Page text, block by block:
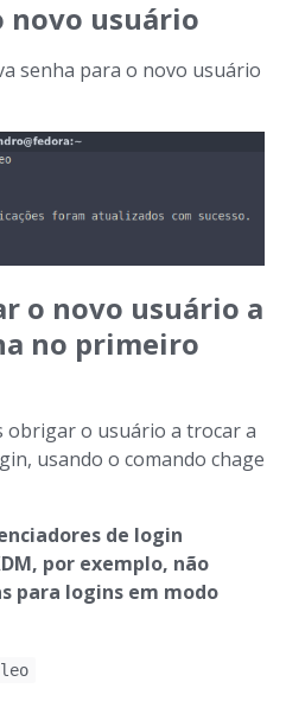
novo usuário
senha para o novo usuário
o novo usuário a
no primeiro
obrigar o usuário a trocar a
usando o comando chage
de login
por exemplo, não
para logins em modo